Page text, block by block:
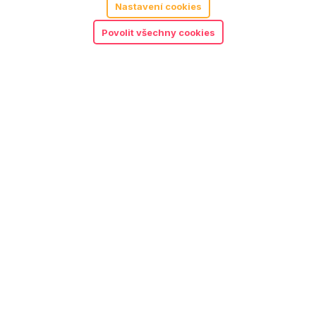
Nastavení cookies
Povolit všechny cookies